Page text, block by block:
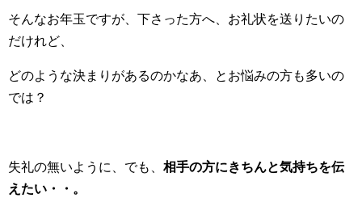
そんなお年玉ですが、下さった方へ、お礼状を送りたいの
だけれど、
どのような決まりがあるのかなあ、とお悩みの方も多いの
では？
失礼の無いように、でも、 相手の方にきちんと気持ちを伝
えたい・・。